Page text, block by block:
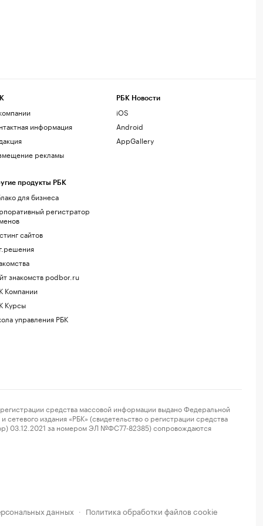
информация
рекламы
продукты РБК
для бизнеса
регистратор
сайтов
знакомств podbor.ru
Компании
Курсы
управления РБК
РБК Новости
iOS
Android
AppGallery
средства массовой информации выдано Федеральной
издания «РБК» (свидетельство о регистрации средства
03.12.2021 за номером ЭЛ №ФС77-82385) сопровождаются
данных · Политика обработки файлов cookie